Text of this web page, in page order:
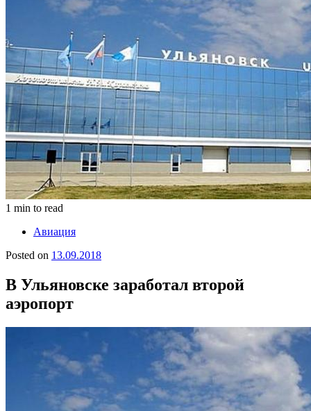
1 min to read
Авиация
Posted on 13.09.2018
В Ульяновске заработал второй
аэропорт